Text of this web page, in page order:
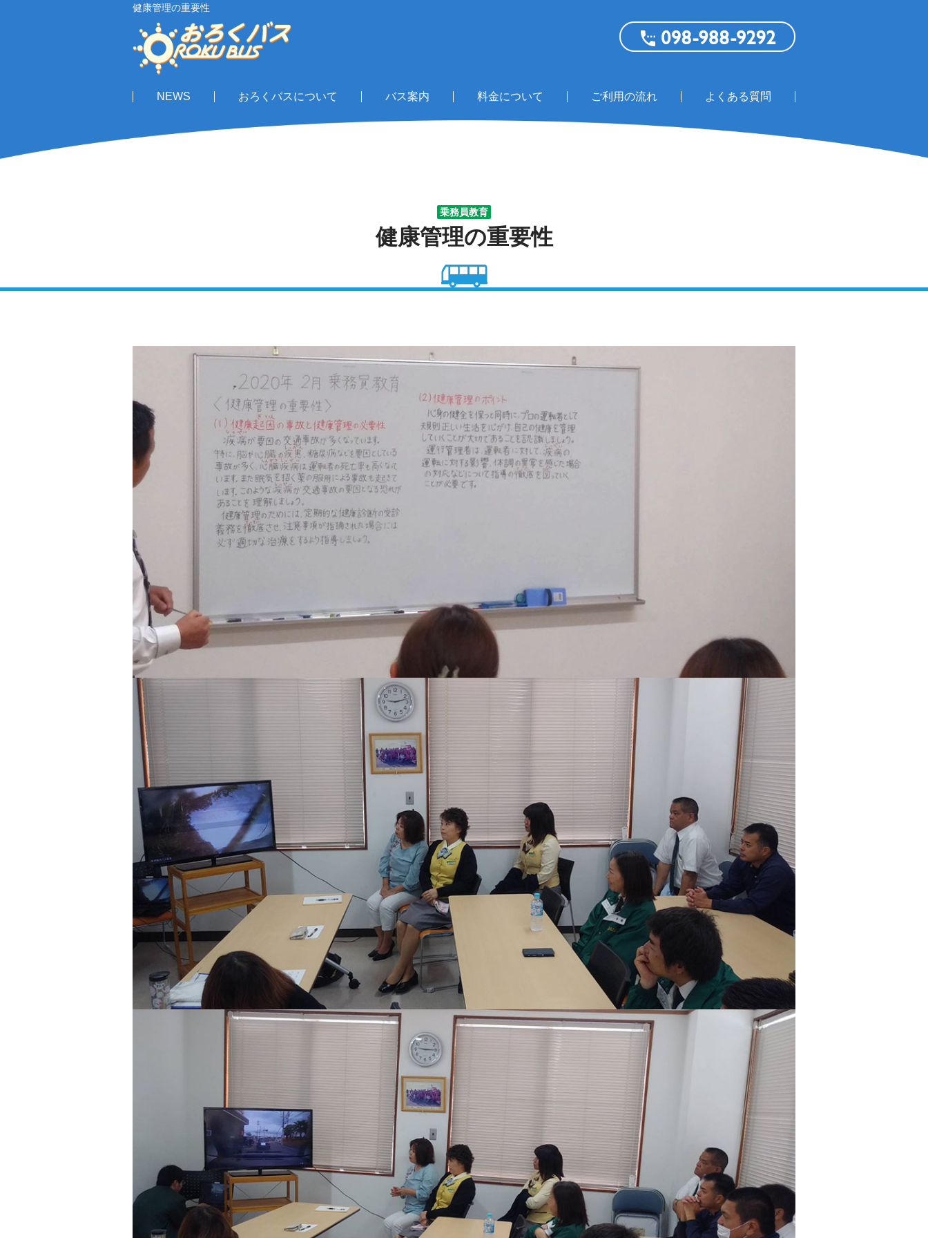
健康管理の重要性
NEWS おろくバスについて バス案内 料金について ご利用の流れ よくある質問
乗務員教育
健康管理の重要性